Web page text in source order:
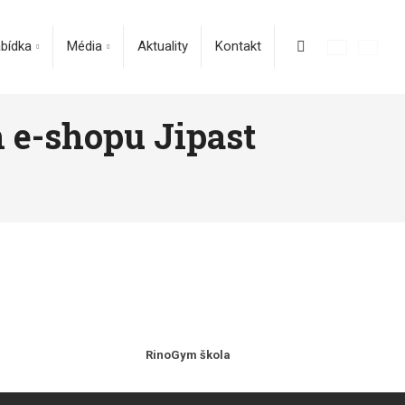
Média Aktuality Kontakt
e-shopu Jipast
RinoGym škola